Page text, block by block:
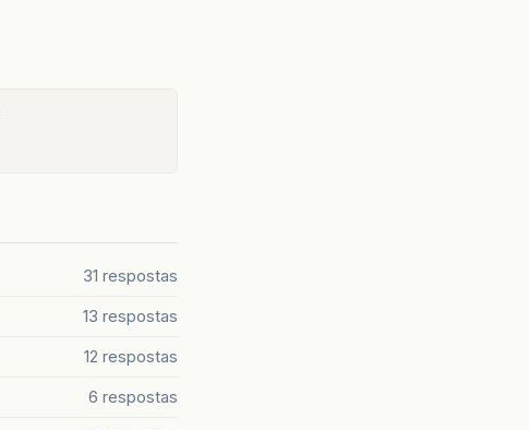
31 respostas
13 respostas
12 respostas
6 respostas